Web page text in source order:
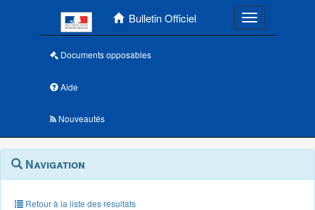
Bulletin Officiel Toggle
Documents opposables
Aide
Nouveautés
Navigation
outils
annexes
Menu
contextuel
Navigation
Retour à la liste des résultats